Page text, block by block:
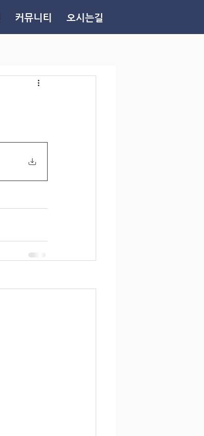
커뮤니티 오시는길